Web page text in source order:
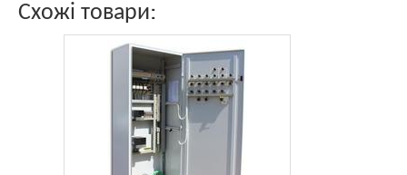
Схожі товари: